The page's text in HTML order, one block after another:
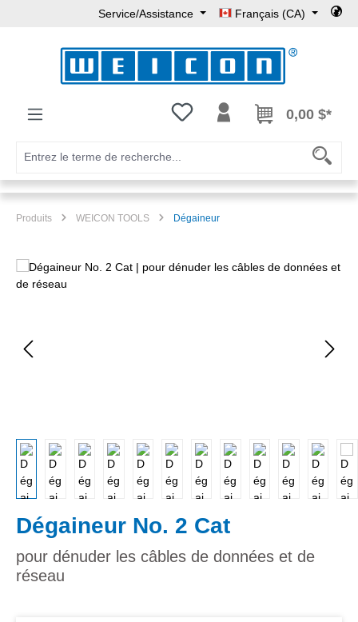
Passer au contenu principal
Service/Assistance Français (CA)
Vous avez 0 articles dans votre
0,00 $*
Produits WEICON TOOLS Dégaineur
Ignorer la galerie d'images
Dégaineur No. 2 Cat
pour dénuder les câbles de données et de
réseau